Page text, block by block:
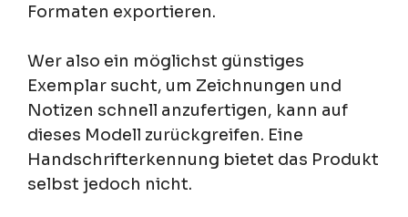
Formaten exportieren.
Wer also ein möglichst günstiges
Exemplar sucht, um Zeichnungen und
Notizen schnell anzufertigen, kann auf
dieses Modell zurückgreifen. Eine
Handschrifterkennung bietet das Produkt
selbst jedoch nicht.